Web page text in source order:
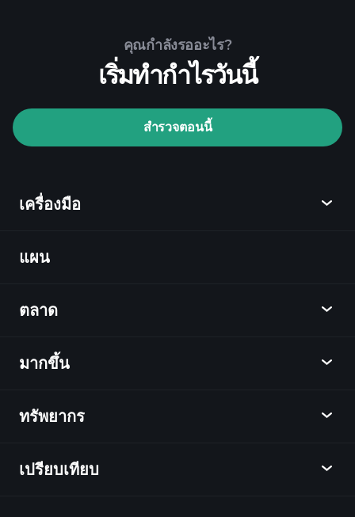
คุณกำลังรออะไร?
เริ่มทำกำไรวันนี้
สำรวจตอนนี้
เครื่องมือ
ค้นพบ
ศูนย์กลางการเรียนรู้
เดสก์ท็อป
แผน
ตลาด
ภาพรวม
ดัชนี
มากขึ้น
เป็นพันธมิตร
ทรัพยากร
ศูนย์ช่วยเหลือ
เปรียบเทียบ